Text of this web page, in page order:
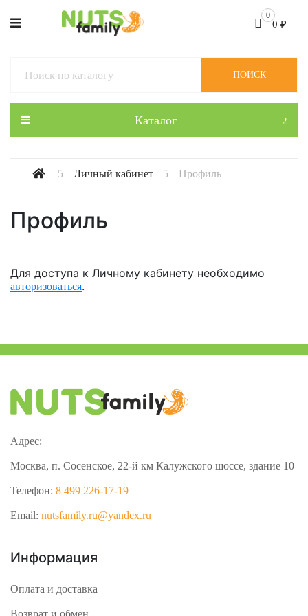
0
0 ₽
Каталог
ПОИСК
Личный кабинет Профиль
Профиль
Для доступа к Личному кабинету необходимо
авторизоваться.
Адрес:
Москва, п. Сосенское, 22-й км Калужского шоссе, здание 10
Телефон: 8 499 226-17-19
Email: nutsfamily.ru@yandex.ru
Информация
Оплата и доставка
Возврат и обмен